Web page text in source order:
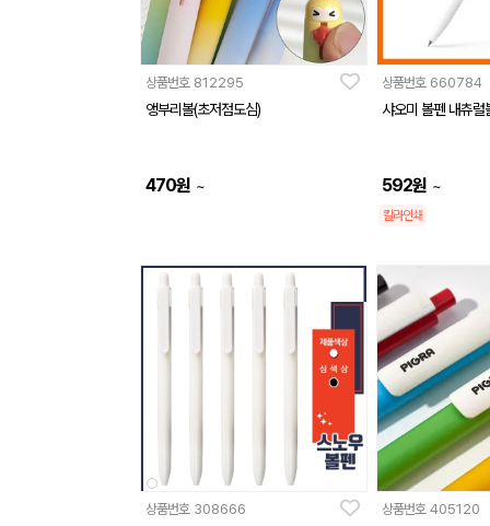
상품번호 812295
앵부리볼(초저점도심)
470원 ~
상품번호 660784
샤오미 볼펜 내츄럴
592원 ~
칼라인쇄
상품번호 308666 상품번호 405120